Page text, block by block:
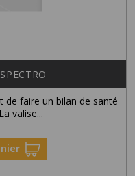
de faire un bilan de santé
valise...